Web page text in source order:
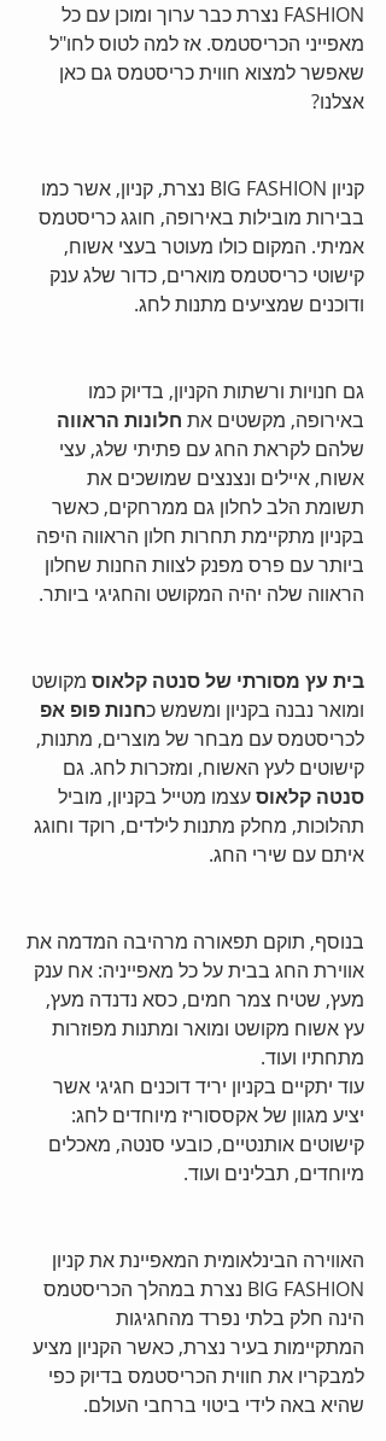
FASHION נצרת כבר ערוך ומוכן עם כל
מאפייני הכריסטמס. אז למה לטוס לחו"ל
שאפשר למצוא חווית כריסטמס גם כאן
אצלנו?
קניון BIG FASHION נצרת, קניון, אשר כמו
בבירות מובילות באירופה, חוגג כריסטמס
אמיתי. המקום כולו מעוטר בעצי אשוח,
קישוטי כריסטמס מוארים, כדור שלג ענק
ודוכנים שמציעים מתנות לחג.
גם חנויות ורשתות הקניון, בדיוק כמו
באירופה, מקשטים את חלונות הראווה
שלהם לקראת החג עם פתיתי שלג, עצי
אשוח, איילים ונצנצים שמושכים את
תשומת הלב לחלון גם ממרחקים, כאשר
בקניון מתקיימת תחרות חלון הראווה היפה
ביותר עם פרס מפנק לצוות החנות שחלון
הראווה שלה יהיה המקושט והחגיגי ביותר.
בית עץ מסורתי של סנטה קלאוס מקושט
ומואר נבנה בקניון ומשמש כחנות פופ אפ
לכריסטמס עם מבחר של מוצרים, מתנות,
קישוטים לעץ האשוח, ומזכרות לחג. גם
סנטה קלאוס עצמו מטייל בקניון, מוביל
תהלוכות, מחלק מתנות לילדים, רוקד וחוגג
איתם עם שירי החג.
בנוסף, תוקם תפאורה מרהיבה המדמה את
אווירת החג בבית על כל מאפייניה: אח ענק
מעץ, שטיח צמר חמים, כסא נדנדה מעץ,
עץ אשוח מקושט ומואר ומתנות מפוזרות
מתחתיו ועוד.
עוד יתקיים בקניון יריד דוכנים חגיגי אשר
יציע מגוון של אקססוריז מיוחדים לחג:
קישוטים אותנטיים, כובעי סנטה, מאכלים
מיוחדים, תבלינים ועוד.
האווירה הבינלאומית המאפיינת את קניון
BIG FASHION נצרת במהלך הכריסטמס
הינה חלק בלתי נפרד מהחגיגות
המתקיימות בעיר נצרת, כאשר הקניון מציע
למבקריו את חווית הכריסטמס בדיוק כפי
שהיא באה לידי ביטוי ברחבי העולם.